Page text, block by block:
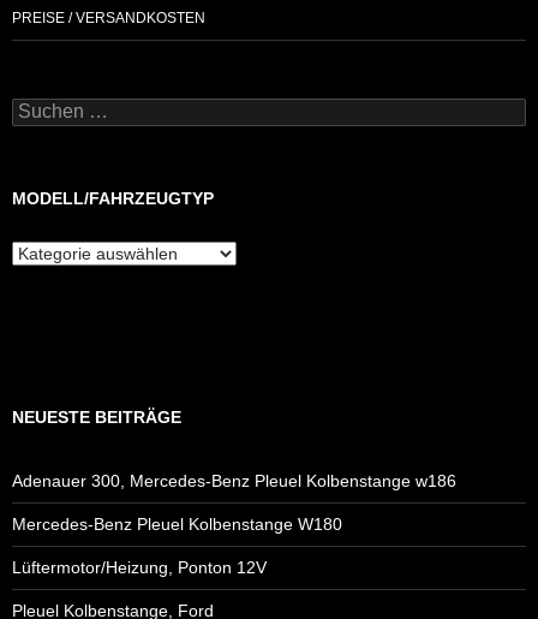
PREISE / VERSANDKOSTEN
Suchen
nach:
MODELL/FAHRZEUGTYP
Modell/Fahrzeugtyp
NEUESTE BEITRÄGE
Adenauer 300, Mercedes-Benz Pleuel Kolbenstange w186
Mercedes-Benz Pleuel Kolbenstange W180
Lüftermotor/Heizung, Ponton 12V
Pleuel Kolbenstange, Ford